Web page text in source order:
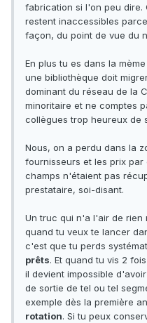
fabrication si l'on peu dire.
restent inaccessibles
façon, du point de vue du
En plus tu es dans la
une bibliothèque doit
dominant du réseau de la
minoritaire et ne comptes
collègues trop heureux de
Nous, on a perdu dans la
fournisseurs et les prix
champs n'étaient pas
prestataire, soi-disant.
Un truc qui n'a l'air de rien
quand tu veux te lancer
c'est que tu perds
prêts. Et quand tu vis 2
il devient impossible
de sortie de tel ou tel
exemple dès la première
rotation. Si tu peux